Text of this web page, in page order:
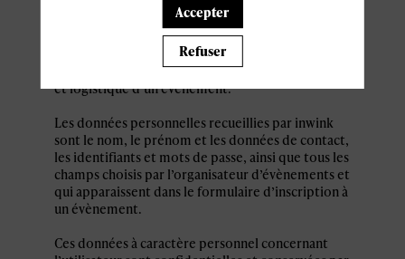
inwink est nécessaire pour permettre à
l’utilisateur de s’inscrire à un évènement,
d’accéder au site d’un évènement, et de consulter
les informations relatives à l’organisation pratique
et logistique d’un évènement.
Les données personnelles recueillies par inwink
sont le nom, le prénom et les données de contact,
les identifiants et mots de passe, ainsi que tous les
champs choisis par l’organisateur d’évènements et
qui apparaissent dans le formulaire d’inscription à
un évènement.
Ces données à caractère personnel concernant
Accepter
Refuser